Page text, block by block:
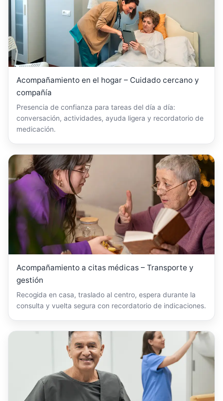
Acompañamiento en el hogar – Cuidado cercano y
compañía
Presencia de confianza para tareas del día a día:
conversación, actividades, ayuda ligera y recordatorio de
medicación.
Acompañamiento a citas médicas – Transporte y
gestión
Recogida en casa, traslado al centro, espera durante la
consulta y vuelta segura con recordatorio de indicaciones.